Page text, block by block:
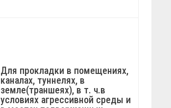
Для прокладки в помещениях,
каналах, туннелях, в
земле(траншеях), в т. ч.в
условиях агрессивной среды и